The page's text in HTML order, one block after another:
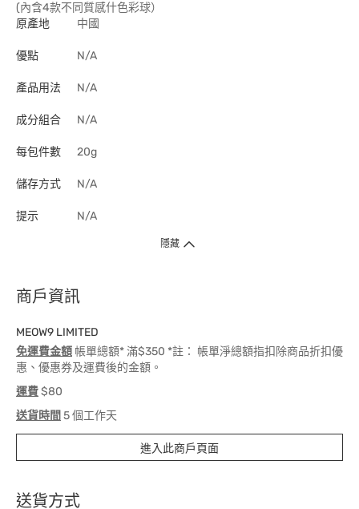
(內含4款不同質感什色彩球）
原產地
中國
優點 N/A
產品用法 N/A
成分組合 N/A
每包件數 20g
儲存方式 N/A
提示 N/A
隱藏
商戶資訊
MEOW9 LIMITED
免運費金額 帳單總額* 滿$350 *註： 帳單淨總額指扣除商品折扣優
惠、優惠券及運費後的金額。
運費$80
送貨時間 5 個工作天
進入此商戶頁面
送貨方式